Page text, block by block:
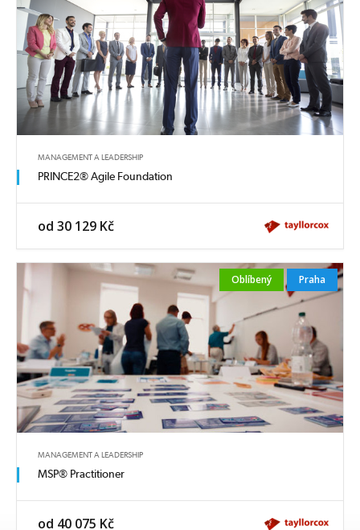
MANAGEMENT A LEADERSHIP
PRINCE2® Agile Foundation
od 30 129 Kč
Oblíbený Praha
MANAGEMENT A LEADERSHIP
MSP® Practitioner
od 40 075 Kč